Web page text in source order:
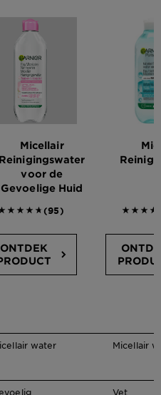
Micellair
Reinigingswater
voor de
Gevoelige Huid
outof 5 stars
(95)
ONTDEK
water Micellair
Vet